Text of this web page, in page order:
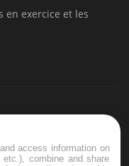
en exercice et les
access information on
combine and share